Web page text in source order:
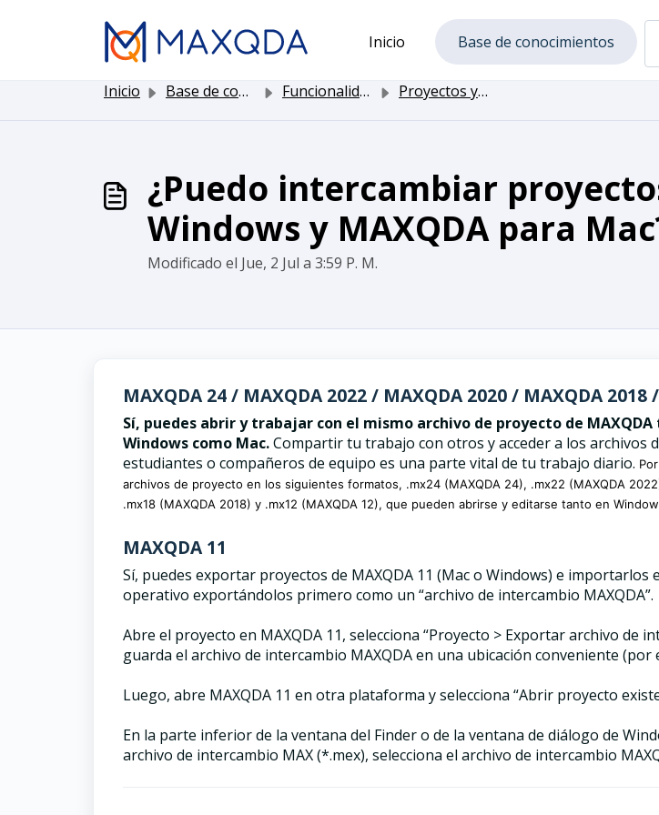
Inicio
Base de conocimientos
Inicio Base de conocimientos Funcionalidad de MAXQDA Proyectos y copias de respaldo
¿Puedo intercambiar
Windows y MAXQDA para
Modificado el Jue, 2 Jul a 3:59 P. M.
MAXQDA 24 / MAXQDA 2022 / MAXQDA 2020 / MAXQDA 2018
Sí, puedes abrir y trabajar con el mismo archivo de proyecto de
Windows como Mac.Compartir tu trabajo con otros y acceder a los archivos
estudiantes o compañeros de equipo es una parte vital de tu trabajo diario.
archivos de proyecto en los siguientes formatos, .mx24 (MAXQDA 24), .mx22 (MAXQDA
.mx18 (MAXQDA 2018) y .mx12 (MAXQDA 12), que pueden abrirse y editarse tanto en
MAXQDA 11
Sí, puedes exportar proyectos de MAXQDA 11 (Mac o Windows) e importarlos
operativo exportándolos primero como un “archivo de intercambio MAXQDA”.
Abre el proyecto en MAXQDA 11, selecciona “Proyecto > Exportar archivo de
guarda el archivo de intercambio MAXQDA en una ubicación conveniente
Luego, abre MAXQDA 11 en otra plataforma y selecciona “Abrir proyecto
En la parte inferior de la ventana del Finder o de la ventana de diálogo de
archivo de intercambio MAX (*.mex), selecciona el archivo de intercambio